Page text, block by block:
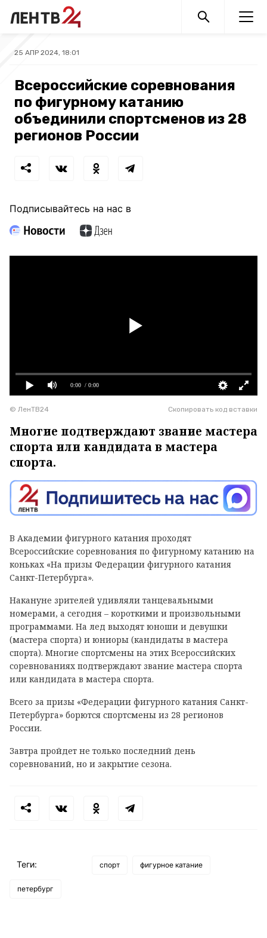
25 АПР 2024, 18:01
Всероссийские соревнования
по фигурному катанию
объединили спортсменов из 28
регионов России
Подписывайтесь на нас в
0:00 / 0:00
Скопировать код вставки
© ЛенТВ24
Многие подтверждают звание мастера
спорта или кандидата в мастера
спорта.
В Академии фигурного катания проходят
Всероссийские соревнования по фигурному катанию на
коньках «На призы Федерации фигурного катания
Санкт-Петербурга».
Накануне зрителей удивляли танцевальными
номерами, а сегодня – короткими и произвольными
программами. На лед выходят юноши и девушки
(мастера спорта) и юниоры (кандидаты в мастера
спорта). Многие спортсмены на этих Всероссийских
соревнованиях подтверждают звание мастера спорта
или кандидата в мастера спорта.
Всего за призы «Федерации фигурного катания Санкт-
Петербурга» борются спортсмены из 28 регионов
России.
Завтра пройдет не только последний день
соревнований, но и закрытие сезона.
Теги: спорт фигурное катание
петербург